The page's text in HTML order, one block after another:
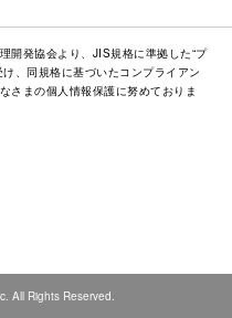
開発協会より、JIS規格に準拠した“プ
、同規格に基づいたコンプライアン
さまの個人情報保護に努めておりま
All Rights Reserved.